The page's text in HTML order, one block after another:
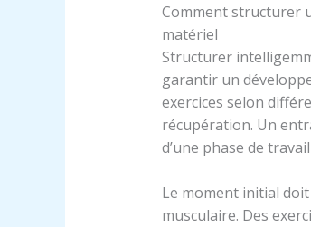
Comment structurer
matériel
Structurer
garantir un
exercices selon
récupération. Un
d’une phase de
Le moment initial
musculaire. Des